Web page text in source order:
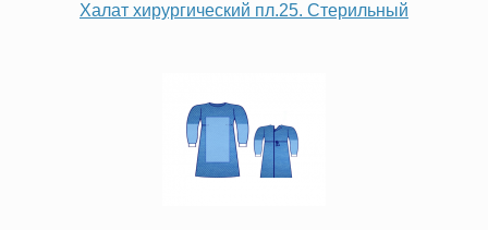
Халат хирургический пл.25. Стерильный